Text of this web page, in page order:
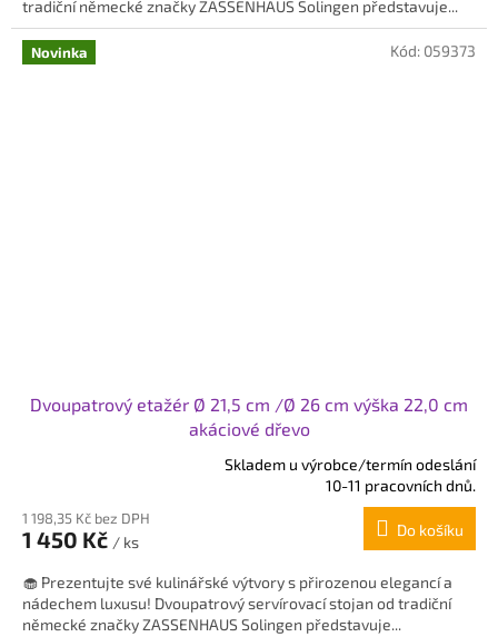
hvězdiček.
tradiční německé značky ZASSENHAUS Solingen představuje...
Novinka
Dvoupatrový etažér Ø 21,5 cm /Ø 26 cm výška 22,0 cm
akáciové dřevo
produktu
je
z
5
hvězdiček.
Skladem u výrobce/termín odeslání
10-11 pracovních dnů.
1 198,35 Kč bez DPH
1 450 Kč / ks
Do košíku
🧁 Prezentujte své kulinářské výtvory s přirozenou elegancí a
nádechem luxusu! Dvoupatrový servírovací stojan od tradiční
německé značky ZASSENHAUS Solingen představuje...
Kód: 059373